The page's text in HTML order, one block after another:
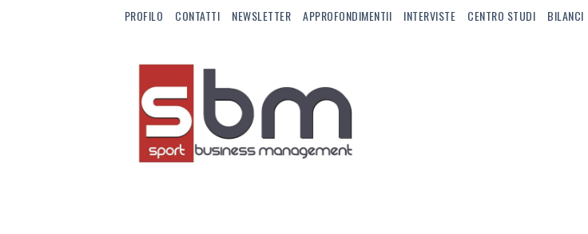
PROFILO CONTATTI NEWSLETTER APPROFONDIMENTII INTERVISTE CENTRO STUDI BILANCI